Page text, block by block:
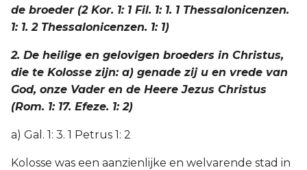
de broeder (2 Kor. 1: 1 Fil. 1: 1. 1 Thessalonicenzen.
1: 1. 2 Thessalonicenzen. 1: 1)
2. De heilige en gelovigen broeders in Christus,
die te Kolosse zijn: a) genade zij u en vrede van
God, onze Vader en de Heere Jezus Christus
(Rom. 1: 17. Efeze. 1: 2)
a) Gal. 1: 3. 1 Petrus 1: 2
Kolosse was een aanzienlijke en welvarende stad in